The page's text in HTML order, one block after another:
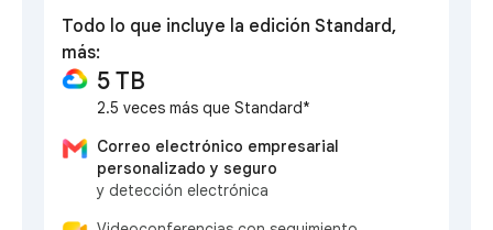
Todo lo que incluye la edición Standard,
más:
5 TB
2.5 veces más que Standard*
Correo electrónico empresarial
personalizado y seguro
y detección electrónica